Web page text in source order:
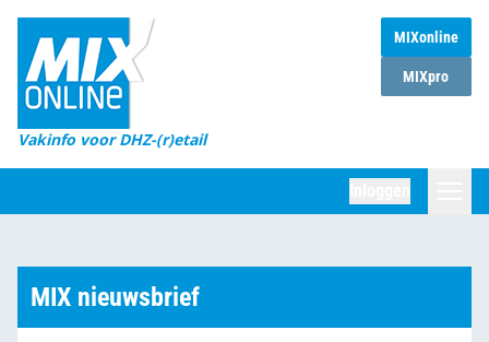
MIXonline
MIXpro
Vakinfo voor DHZ-(r)etail
Home
Magazines
DHZ Sessie
Marktcijfers
MIX nieuwsbrief